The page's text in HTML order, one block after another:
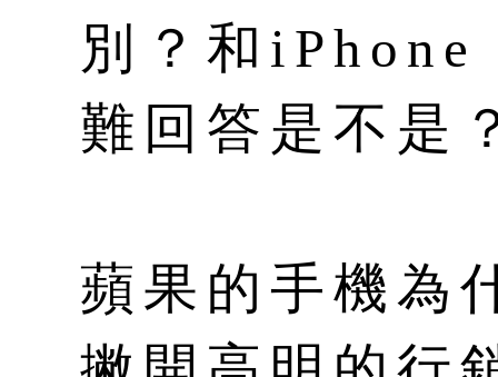
別？和iPhone
難回答是不是
蘋果的手機為